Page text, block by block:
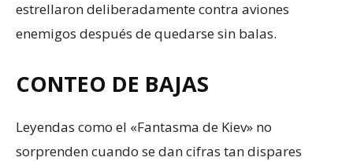
estrellaron deliberadamente contra aviones
enemigos después de quedarse sin balas.
CONTEO DE BAJAS
Leyendas como el «Fantasma de Kiev» no
sorprenden cuando se dan cifras tan dispares